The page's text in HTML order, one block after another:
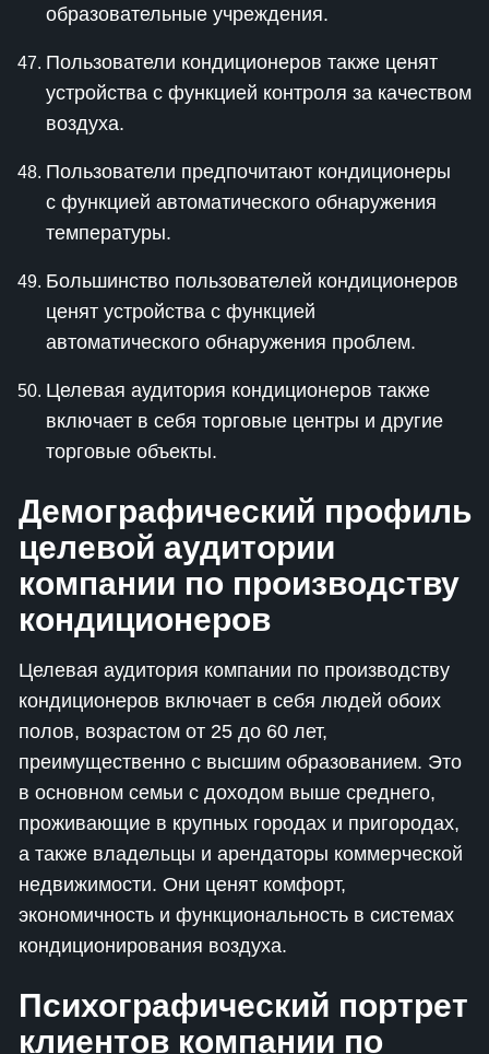
образовательные учреждения.
Пользователи кондиционеров также ценят
устройства с функцией контроля за качеством
воздуха.
Пользователи предпочитают кондиционеры
с функцией автоматического обнаружения
температуры.
Большинство пользователей кондиционеров
ценят устройства с функцией
автоматического обнаружения проблем.
Целевая аудитория кондиционеров также
включает в себя торговые центры и другие
торговые объекты.
Демографический профиль
целевой аудитории
компании по производству
кондиционеров
Целевая аудитория компании по производству
кондиционеров включает в себя людей обоих
полов, возрастом от 25 до 60 лет,
преимущественно с высшим образованием. Это
в основном семьи с доходом выше среднего,
проживающие в крупных городах и пригородах,
а также владельцы и арендаторы коммерческой
недвижимости. Они ценят комфорт,
экономичность и функциональность в системах
кондиционирования воздуха.
Психографический портрет
клиентов компании по